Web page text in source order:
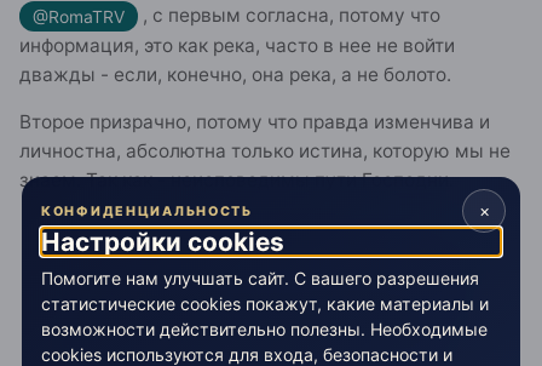
@RomaTRV
, с первым согласна, потому что
информация, это как река, часто в нее не войти
дважды - если, конечно, она река, а не болото.
Второе призрачно, потому что правда изменчива и
личностна, абсолютна только истина, которую мы не
знаем. Так как - неисповедимы пути Господни.
14.05.2021 в 12:18,RomaTRV
Каждый из нас имеет свой собственный опыт, но
нередко чем его больше, тем больше мы
накручиваем себя в своих собственных глазах.
×
КОНФИДЕНЦИАЛЬНОСТЬ
Настройки cookies
Помогите нам улучшать сайт. С вашего разрешения
статистические cookies покажут, какие материалы и
возможности действительно полезны. Необходимые
cookies используются для входа, безопасности и